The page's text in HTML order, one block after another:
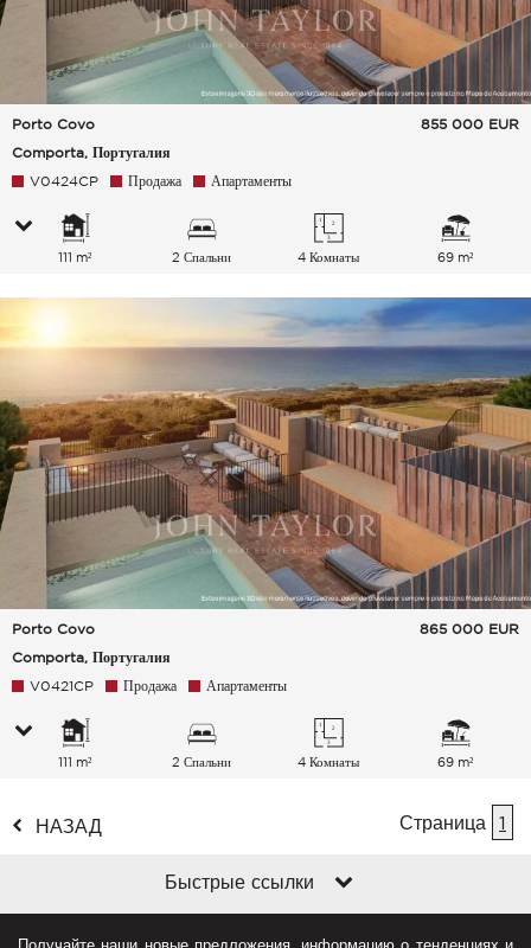
Porto Covo
Comporta, Португалия
855 000 EUR
V0424CP Продажа Апартаменты
111 m² 2 Спальни 4 Комнаты 69 m²
Porto Covo
Comporta, Португалия
865 000 EUR
V0421CP Продажа Апартаменты
111 m² 2 Спальни 4 Комнаты 69 m²
НАЗАД Страница 1
Быстрые ссылки